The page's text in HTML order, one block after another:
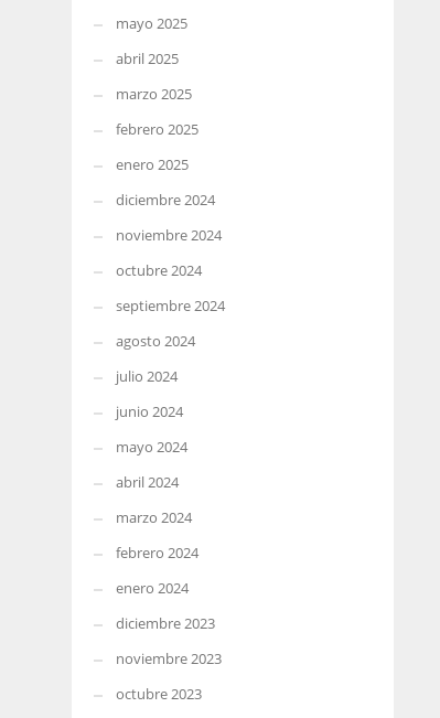
mayo 2025
abril 2025
marzo 2025
febrero 2025
enero 2025
diciembre 2024
noviembre 2024
octubre 2024
septiembre 2024
agosto 2024
julio 2024
junio 2024
mayo 2024
abril 2024
marzo 2024
febrero 2024
enero 2024
diciembre 2023
noviembre 2023
octubre 2023